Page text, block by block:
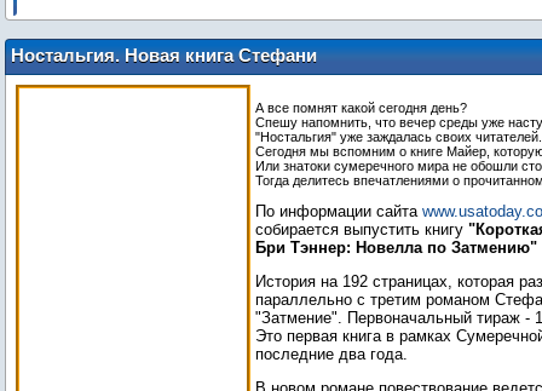
Ностальгия. Новая книга Стефани
Майер
А все помнят какой сегодня день?
Спешу напомнить, что вечер среды уже
"Ностальгия" уже заждалась своих читателей.
Сегодня мы вспомним о книге Майер,
Или знатоки сумеречного мира не обошли
Тогда делитесь впечатлениями о
По информации сайта
собирается выпустить книгу
Бри Тэннер: Новелла по Затмению"
История на 192 страницах, которая
параллельно с третим романом
"Затмение". Первоначальный тираж -
Это первая книга в рамках
последние два года.